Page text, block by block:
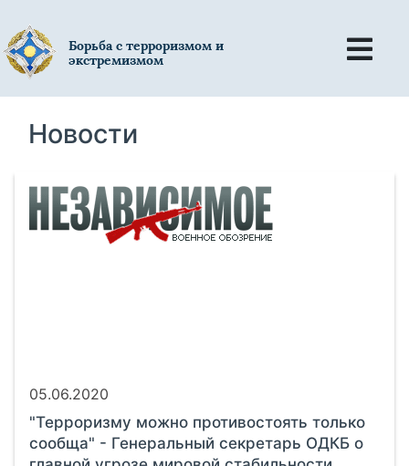
Борьба с терроризмом и
экстремизмом
Новости
05.06.2020
"Терроризму можно противостоять только
сообща" - Генеральный секретарь ОДКБ о